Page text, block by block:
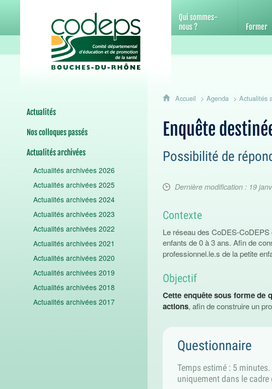
Qui sommes-
nous ?
Former
Actualités
Nos colloques passés
Actualités archivées
Actualités archivées 2026
Actualités archivées 2025
Actualités archivées 2024
Actualités archivées 2023
Actualités archivées 2022
Actualités archivées 2021
Actualités archivées 2020
Actualités archivées 2019
Actualités archivées 2018
Actualités archivées 2017
Accueil Agenda Actualités
Enquête
Possibilité de
Dernière modification : 19
Contexte
Le réseau des CoDES-
enfants de 0 à 3 ans. Afin de
professionnel.le.s de la petite
Objectif
Cette enquête sous forme de
actions, afin de construire un
Questionnaire
Temps estimé : 5
uniquement dans le cadre